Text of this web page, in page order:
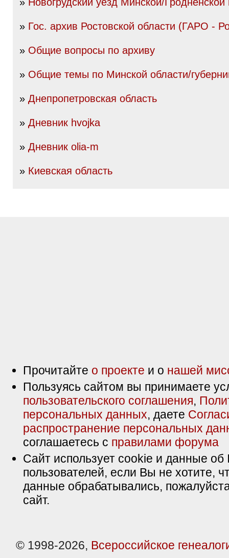
» Гос. архив Ростовской области (ГАРО -
» Общие вопросы по архиву
» Общие темы по Минской области/
» Днепропетровская область
» Дневник hvojka
» Дневник olia-m
» Киевская область
Прочитайте о проекте и о нашей
Пользуясь сайтом вы принимаете
пользовательского соглашения,
персональных данных, даете
распространение персональных
соглашаетесь с правилами форума
Сайт использует cookie и данные об
пользователей, если Вы не хотите,
данные обрабатывались,
сайт.
© 1998-2026, Всероссийское